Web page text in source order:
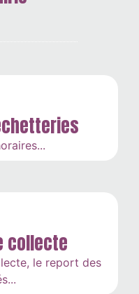
collecte
le report des